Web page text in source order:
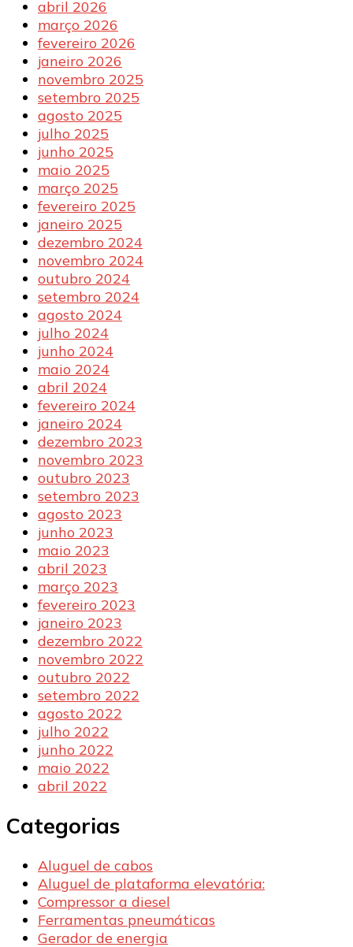
abril 2026
março 2026
fevereiro 2026
janeiro 2026
novembro 2025
setembro 2025
agosto 2025
julho 2025
junho 2025
maio 2025
março 2025
fevereiro 2025
janeiro 2025
dezembro 2024
novembro 2024
outubro 2024
setembro 2024
agosto 2024
julho 2024
junho 2024
maio 2024
abril 2024
fevereiro 2024
janeiro 2024
dezembro 2023
novembro 2023
outubro 2023
setembro 2023
agosto 2023
junho 2023
maio 2023
abril 2023
março 2023
fevereiro 2023
janeiro 2023
dezembro 2022
novembro 2022
outubro 2022
setembro 2022
agosto 2022
julho 2022
junho 2022
maio 2022
abril 2022
Categorias
Aluguel de cabos
Aluguel de plataforma elevatória:
Compressor a diesel
Ferramentas pneumáticas
Gerador de energia